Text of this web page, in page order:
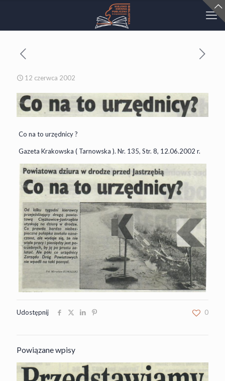
12 czerwca 2002
Co na to urzędnicy ?
Gazeta Krakowska ( Tarnowska ). Nr. 135, Str. 8, 12.06.2002 r.
Udostępnij 0
Powiązane wpisy